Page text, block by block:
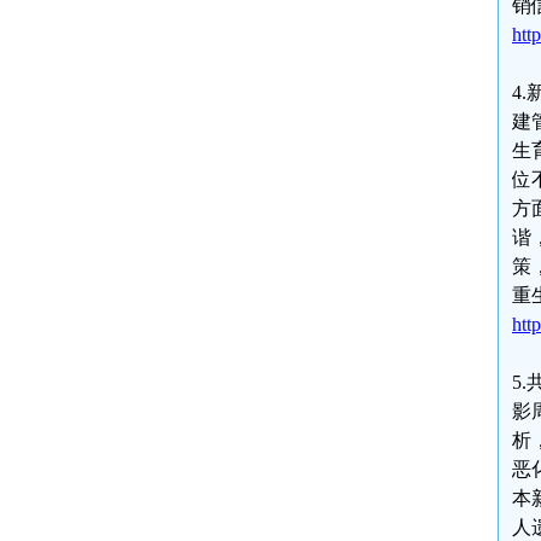
销
4.
建
生
位
方
谐
策
重
5.
影
析
恶
本
人